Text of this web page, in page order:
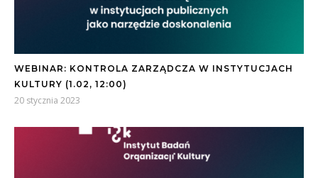
WEBINAR: KONTROLA ZARZĄDCZA W INSTYTUCJACH
KULTURY (1.02, 12:00)
20 stycznia 2023